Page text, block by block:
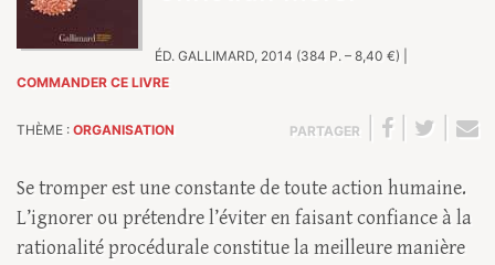
ÉD. GALLIMARD, 2014 (384 P. – 8,40 €) |
COMMANDER CE LIVRE
THÈME : ORGANISATION PARTAGER
Se tromper est une constante de toute action humaine.
L’ignorer ou prétendre l’éviter en faisant confiance à la
rationalité procédurale constitue la meilleure manière